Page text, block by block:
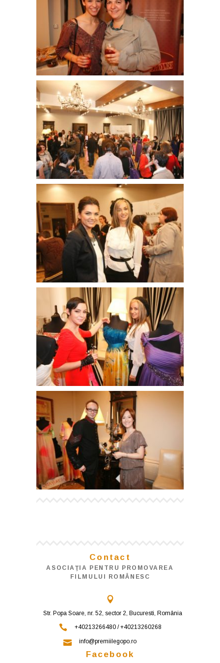
Contact
ASOCIAŢIA PENTRU PROMOVAREA
FILMULUI ROMÂNESC
Str. Popa Soare, nr. 52, sector 2, Bucuresti, România
+40213266480 / +40213260268
info@premiilegopo.ro
Facebook